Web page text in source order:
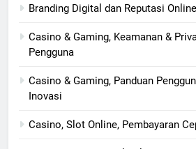
Branding Digital dan Reputasi Online
Casino & Gaming, Keamanan &
Pengguna
Casino & Gaming, Panduan
Inovasi
Casino, Slot Online, Pembayaran